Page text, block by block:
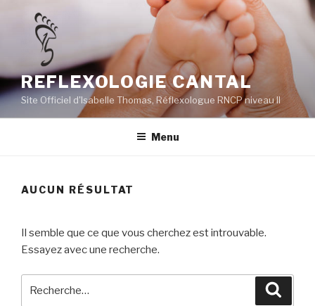
contenu
REFLEXOLOGIE CANTAL
Site Officiel d'Isabelle Thomas, Réflexologue RNCP niveau II
Menu
AUCUN RÉSULTAT
Il semble que ce que vous cherchez est introuvable.
Essayez avec une recherche.